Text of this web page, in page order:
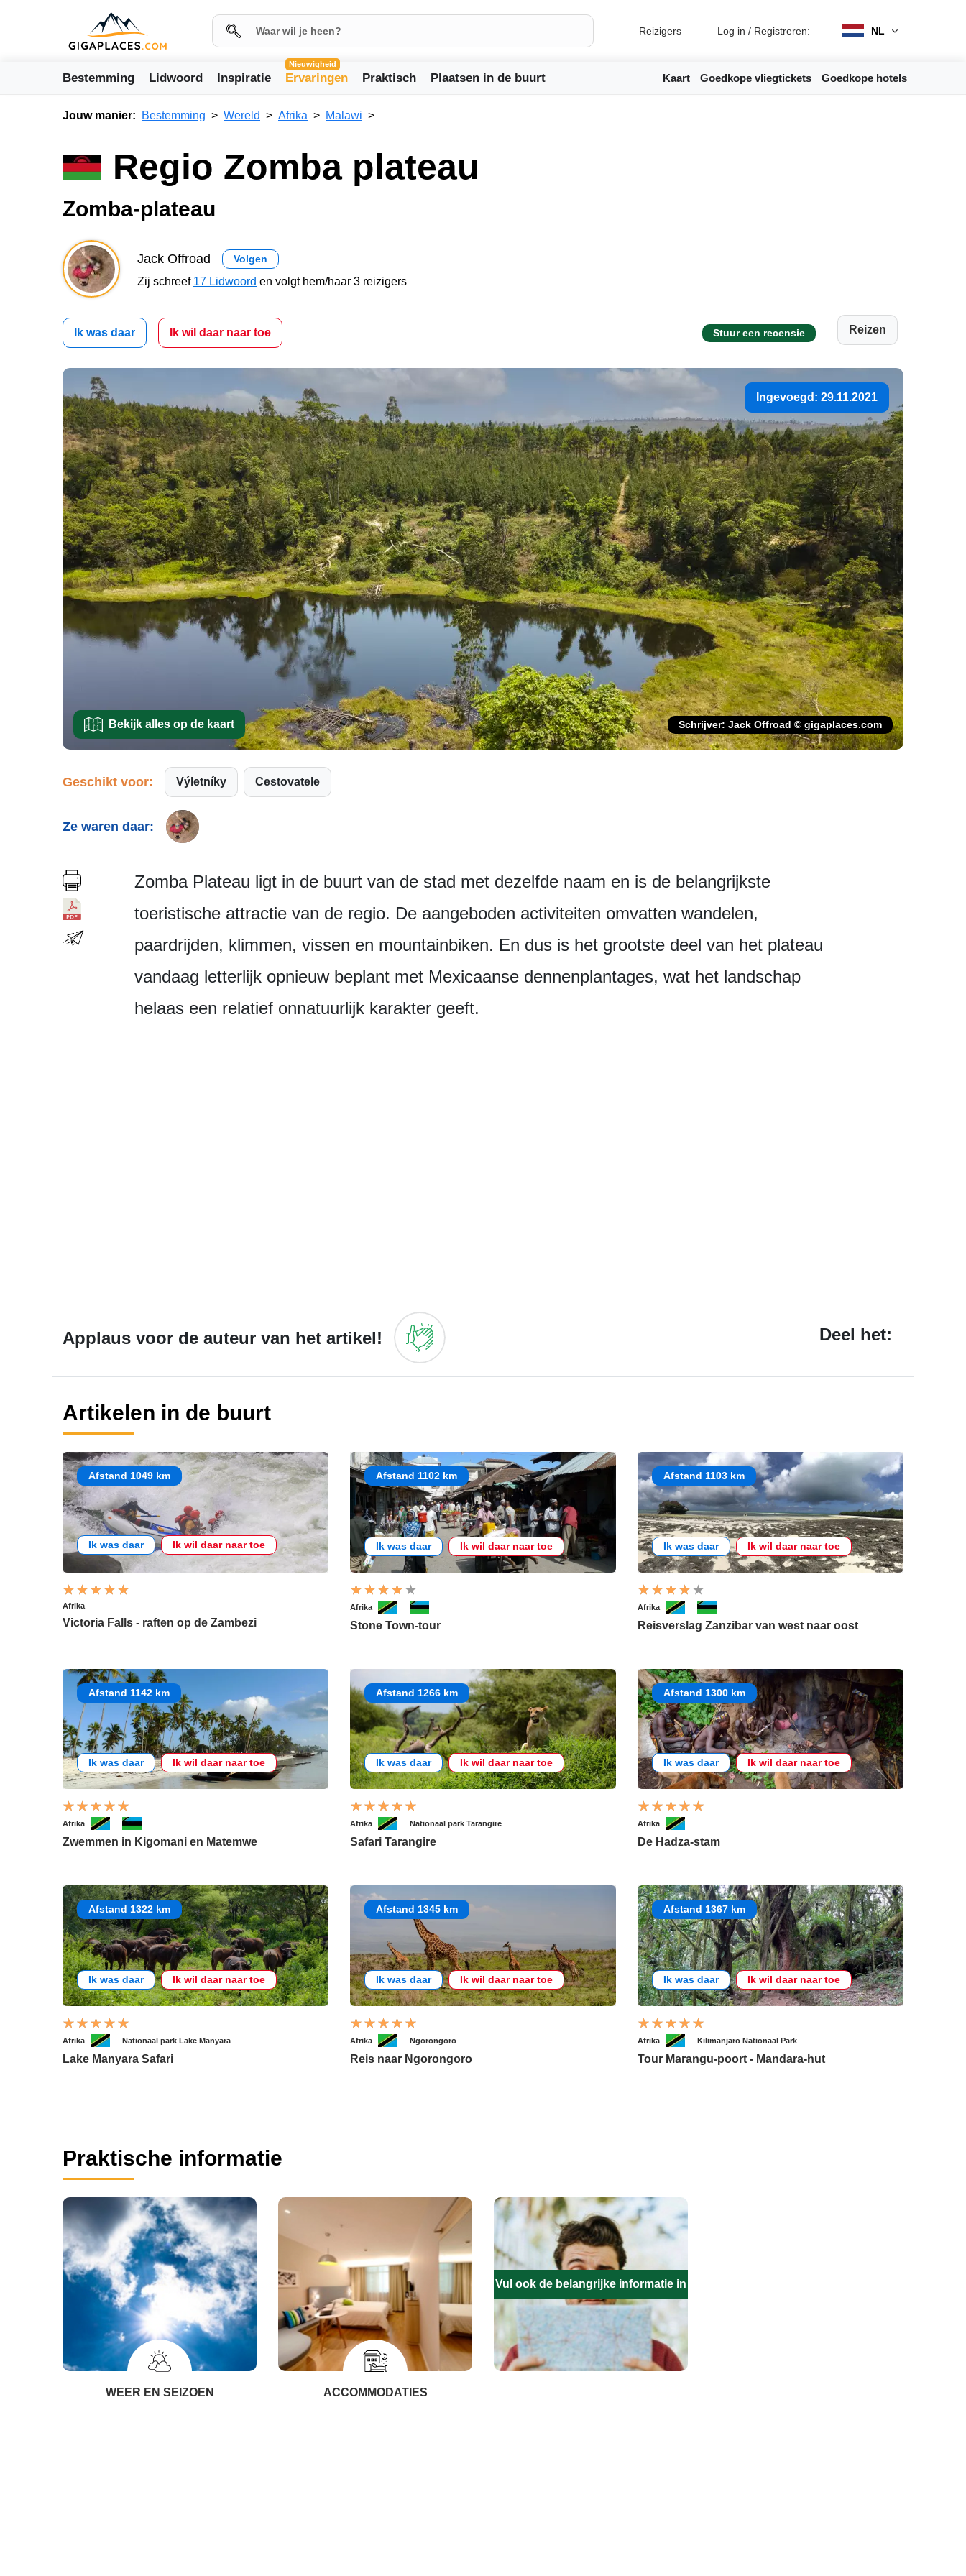
Reizigers Log in / Registreren: NL
Bestemming Lidwoord Inspiratie
Nieuwigheid
Ervaringen Praktisch Plaatsen in de buurt Kaart Goedkope vliegtickets Goedkope hotels
Jouw manier: Bestemming Wereld Afrika Malawi
Regio Zomba plateau
Zomba-plateau
Jack Offroad Volgen
Zij schreef 17 Lidwoord en volgt hem/haar 3 reizigers
Ik was daar Ik wil daar naar toe Stuur een recensie Reizen
Ingevoegd: 29.11.2021
Bekijk alles op de kaart Schrijver: Jack Offroad © gigaplaces.com
Geschikt voor: Výletníky Cestovatele
Ze waren daar:
Zomba Plateau ligt in de buurt van de stad met dezelfde naam en is de belangrijkste
toeristische attractie van de regio. De aangeboden activiteiten omvatten wandelen,
paardrijden, klimmen, vissen en mountainbiken. En dus is het grootste deel van het plateau
vandaag letterlijk opnieuw beplant met Mexicaanse dennenplantages, wat het landschap
helaas een relatief onnatuurlijk karakter geeft.
Applaus voor de auteur van het artikel! Deel het:
Artikelen in de buurt
Afstand 1049 km
Ik was daar Ik wil daar naar toe
Afrika
Victoria Falls - raften op de Zambezi
Afstand 1102 km
Ik was daar Ik wil daar naar toe
Afrika
Stone Town-tour
Afstand 1103 km
Ik was daar Ik wil daar naar toe
Afrika
Reisverslag Zanzibar van west naar oost
Afstand 1142 km
Ik was daar Ik wil daar naar toe
Afrika
Zwemmen in Kigomani en Matemwe
Afstand 1266 km
Ik was daar Ik wil daar naar toe
Afrika Nationaal park Tarangire
Safari Tarangire
Afstand 1300 km
Ik was daar Ik wil daar naar toe
Afrika
De Hadza-stam
Afstand 1322 km
Ik was daar Ik wil daar naar toe
Afrika Nationaal park Lake Manyara
Lake Manyara Safari
Afstand 1345 km
Ik was daar Ik wil daar naar toe
Afrika Ngorongoro
Reis naar Ngorongoro
Afstand 1367 km
Ik was daar Ik wil daar naar toe
Afrika Kilimanjaro Nationaal Park
Tour Marangu-poort - Mandara-hut
Praktische informatie
WEER EN SEIZOEN ACCOMMODATIES
Vul ook de belangrijke informatie in